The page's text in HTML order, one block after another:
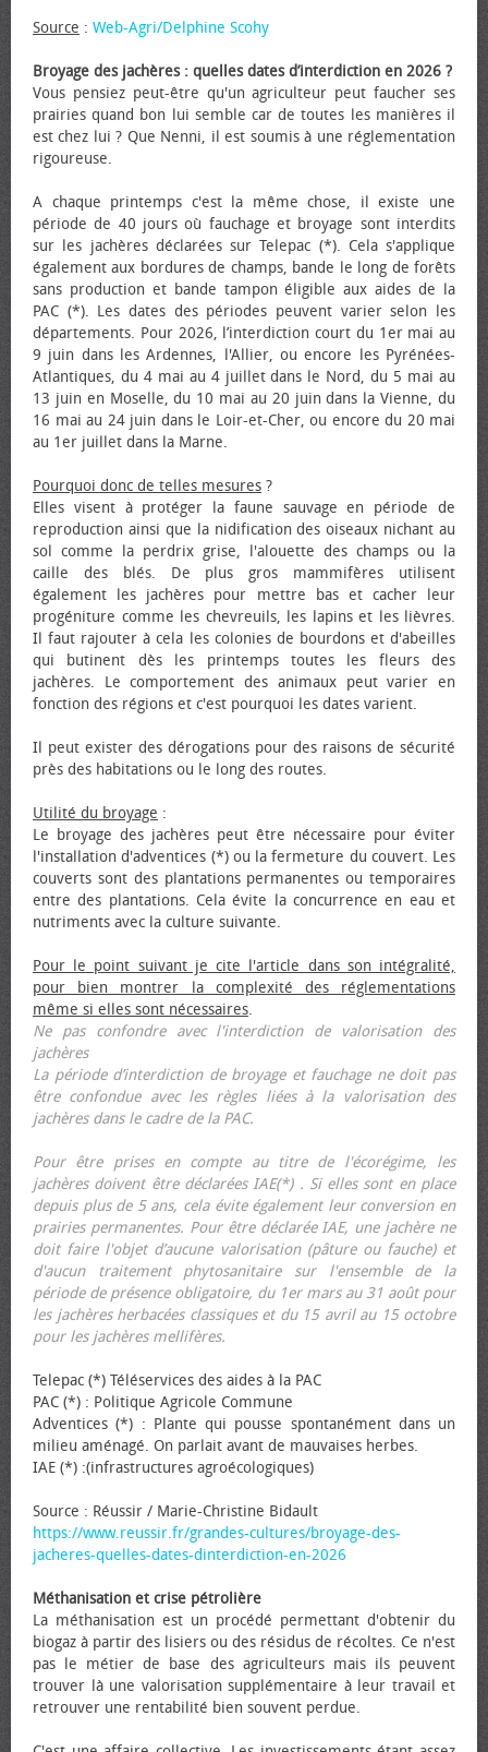
Source : Web-Agri/Delphine Scohy
Broyage des jachères : quelles dates d’interdiction en 2026 ?
Vous pensiez peut-être qu'un agriculteur peut faucher ses
prairies quand bon lui semble car de toutes les manières il
est chez lui ? Que Nenni, il est soumis à une réglementation
rigoureuse.
A chaque printemps c'est la même chose, il existe une
période de 40 jours où fauchage et broyage sont interdits
sur les jachères déclarées sur Telepac (*). Cela s'applique
également aux bordures de champs, bande le long de forêts
sans production et bande tampon éligible aux aides de la
PAC (*). Les dates des périodes peuvent varier selon les
départements. Pour 2026, l’interdiction court du 1er mai au
9 juin dans les Ardennes, l'Allier, ou encore les Pyrénées-
Atlantiques, du 4 mai au 4 juillet dans le Nord, du 5 mai au
13 juin en Moselle, du 10 mai au 20 juin dans la Vienne, du
16 mai au 24 juin dans le Loir-et-Cher, ou encore du 20 mai
au 1er juillet dans la Marne.
Pourquoi donc de telles mesures ?
Elles visent à protéger la faune sauvage en période de
reproduction ainsi que la nidification des oiseaux nichant au
sol comme la perdrix grise, l'alouette des champs ou la
caille des blés. De plus gros mammifères utilisent
également les jachères pour mettre bas et cacher leur
progéniture comme les chevreuils, les lapins et les lièvres.
Il faut rajouter à cela les colonies de bourdons et d'abeilles
qui butinent dès les printemps toutes les fleurs des
jachères. Le comportement des animaux peut varier en
fonction des régions et c'est pourquoi les dates varient.
Il peut exister des dérogations pour des raisons de sécurité
près des habitations ou le long des routes.
Utilité du broyage :
Le broyage des jachères peut être nécessaire pour éviter
l'installation d'adventices (*) ou la fermeture du couvert. Les
couverts sont des plantations permanentes ou temporaires
entre des plantations. Cela évite la concurrence en eau et
nutriments avec la culture suivante.
Pour le point suivant je cite l'article dans son intégralité,
pour bien montrer la complexité des réglementations
même si elles sont nécessaires.
Ne pas confondre avec l'interdiction de valorisation des
jachères
La période d’interdiction de broyage et fauchage ne doit pas
être confondue avec les règles liées à la valorisation des
jachères dans le cadre de la PAC.
Pour être prises en compte au titre de l'écorégime, les
jachères doivent être déclarées IAE(*) . Si elles sont en place
depuis plus de 5 ans, cela évite également leur conversion en
prairies permanentes. Pour être déclarée IAE, une jachère ne
doit faire l'objet d’aucune valorisation (pâture ou fauche) et
d'aucun traitement phytosanitaire sur l'ensemble de la
période de présence obligatoire, du 1er mars au 31 août pour
les jachères herbacées classiques et du 15 avril au 15 octobre
pour les jachères mellifères.
Telepac (*) Téléservices des aides à la PAC
PAC (*) : Politique Agricole Commune
Adventices (*) : Plante qui pousse spontanément dans un
milieu aménagé. On parlait avant de mauvaises herbes.
IAE (*) :(infrastructures agroécologiques)
Source : Réussir / Marie-Christine Bidault
https://www.reussir.fr/grandes-cultures/broyage-des-
jacheres-quelles-dates-dinterdiction-en-2026
Méthanisation et crise pétrolière
La méthanisation est un procédé permettant d'obtenir du
biogaz à partir des lisiers ou des résidus de récoltes. Ce n'est
pas le métier de base des agriculteurs mais ils peuvent
trouver là une valorisation supplémentaire à leur travail et
retrouver une rentabilité bien souvent perdue.